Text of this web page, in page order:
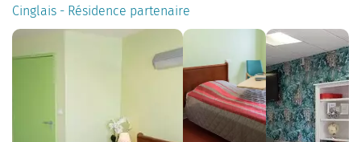
Cinglais - Résidence partenaire